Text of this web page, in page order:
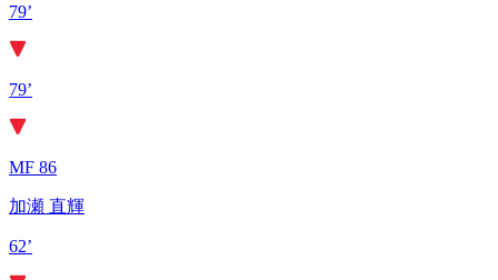
79’
79’
MF 86
加瀬 直輝
62’